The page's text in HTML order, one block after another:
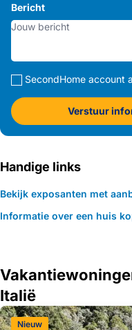
Bericht
SecondHome account
Verstuur
Handige links
Bekijk exposanten met
Informatie over een huis
Italië
Nieuw